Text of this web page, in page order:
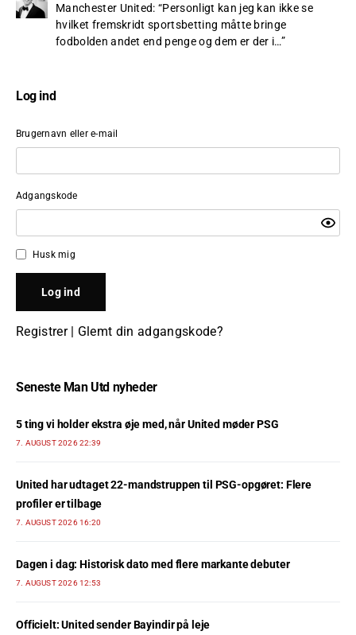
Manchester United: “Personligt kan jeg kan ikke se
hvilket fremskridt sportsbetting måtte bringe
fodbolden andet end penge og dem er der i…”
Log ind
Brugernavn eller e-mail
Adgangskode
Husk mig
Registrer| Glemt din adgangskode?
Seneste Man Utd nyheder
5 ting vi holder ekstra øje med, når United møder PSG
7. AUGUST 2026 22:39
United har udtaget 22-mandstruppen til PSG-opgøret: Flere
profiler er tilbage
7. AUGUST 2026 16:20
Dagen i dag: Historisk dato med flere markante debuter
7. AUGUST 2026 12:53
Officielt: United sender Bayindir på leje